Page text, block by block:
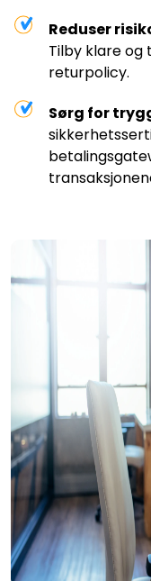
Reduser
Tilby klare og
returpolicy.
Sørg for